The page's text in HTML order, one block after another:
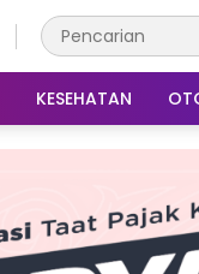
KESEHATAN